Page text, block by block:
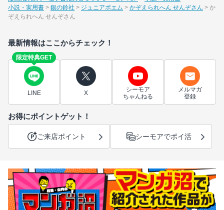
小説・実用書
銀の鈴社 ジュニアポエム かぞえられへん せんぞさん
か
ぞえられへん せんぞさん
最新情報はここからチェック！
限定特典GET
LINE X
シーモア
ちゃんねる
メルマガ
登録
お得にポイントゲット！
ご来店ポイント シーモアでポイ活